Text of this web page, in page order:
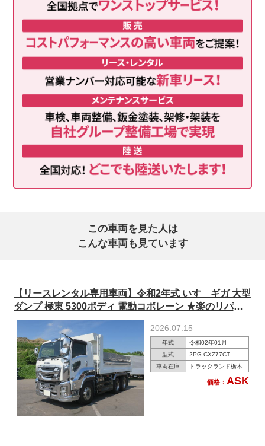
この車両を見た人は
こんな車両も見ています
【リースレンタル専用車両】令和2年式 いすゞギガ 大型
ダンプ 極東 5300ボディ 電動コボレーン ★楽のリパッ
ク施工済★
2026.07.15
年式
令和02年01月
型式
2PG-CXZ77CT
車両在庫
トラックランド栃木
価格： ASK